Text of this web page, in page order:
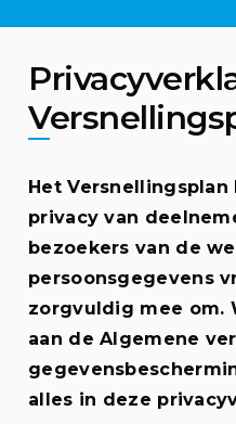
Het
privacy van
bezoekers van de
persoonsgegevens
zorgvuldig mee om.
aan de Algemene
alles in deze